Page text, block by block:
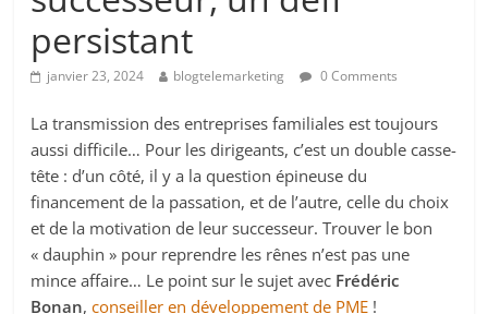
persistant
janvier 23, 2024 blogtelemarketing 0 Comments
La transmission des entreprises familiales est toujours
aussi difficile… Pour les dirigeants, c’est un double casse-
tête : d’un côté, il y a la question épineuse du
financement de la passation, et de l’autre, celle du choix
et de la motivation de leur successeur. Trouver le bon
« dauphin » pour reprendre les rênes n’est pas une
mince affaire… Le point sur le sujet avec Frédéric
Bonan,conseiller en développement de PME !